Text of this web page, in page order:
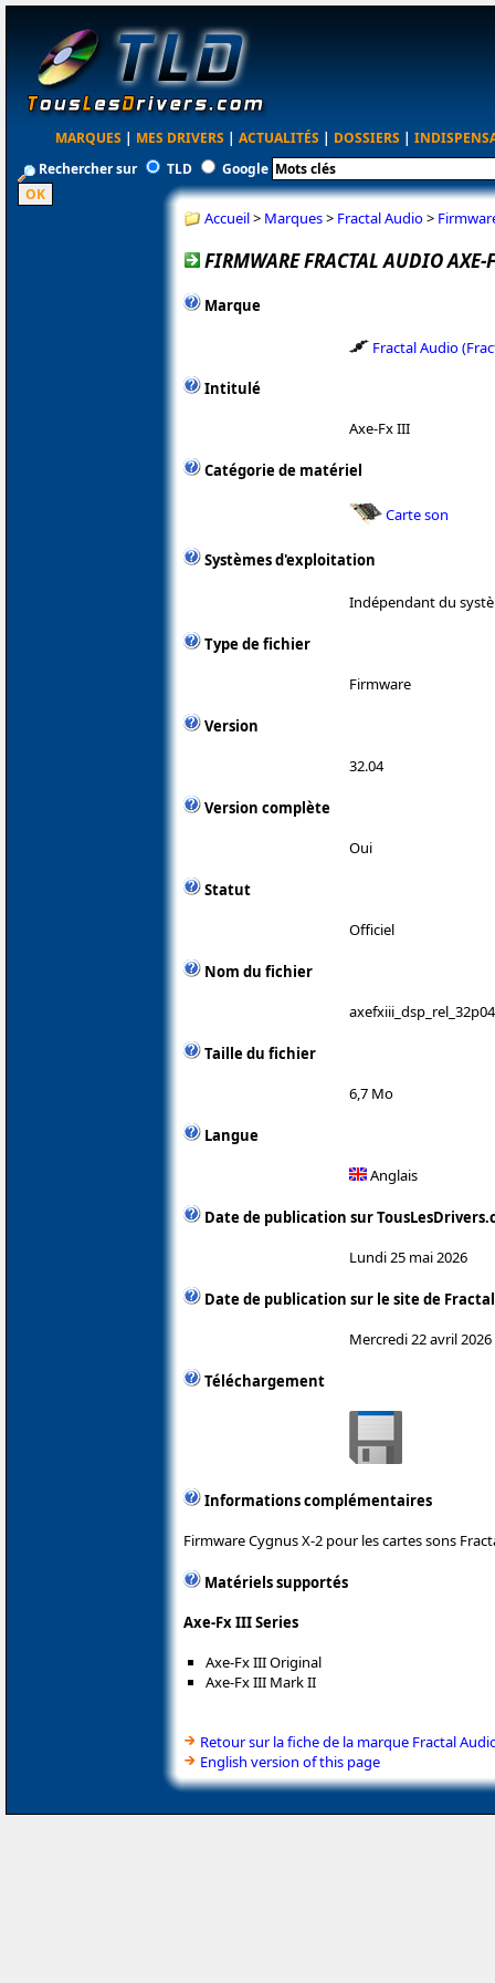
MARQUES | MES DRIVERS | ACTUALITÉS | DOSSIERS |
Rechercher sur
TLD Google
Accueil> Marques> Fractal Audio>
FIRMWARE FRACTAL AUDIO
Marque
Fractal Audio
Intitulé
Axe-Fx III
Catégorie de matériel
Carte son
Systèmes d'exploitation
Indépendant du
Type de fichier
Firmware
Version
32.04
Version complète
Oui
Statut
Officiel
Nom du fichier
Taille du fichier
6,7 Mo
Langue
Anglais
Date de publication sur
Lundi 25 mai 2026
Date de publication sur le site de
Mercredi 22 avril 2026
Téléchargement
Informations complémentaires
Firmware Cygnus X-2 pour les cartes sons
Matériels supportés
Axe-Fx III Series
Axe-Fx III Original
Axe-Fx III Mark II
Retour sur la fiche de la marque Fractal
English version of this page